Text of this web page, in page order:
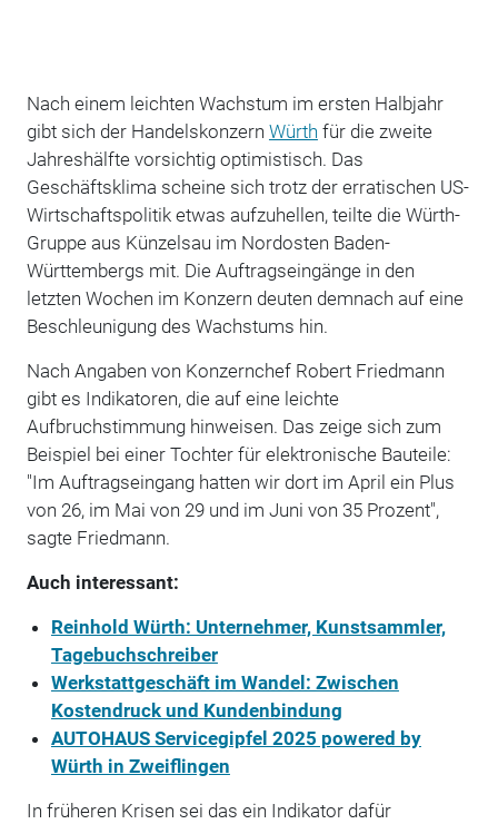
Nach einem leichten Wachstum im ersten Halbjahr
gibt sich der Handelskonzern Würth für die zweite
Jahreshälfte vorsichtig optimistisch. Das
Geschäftsklima scheine sich trotz der erratischen US-
Wirtschaftspolitik etwas aufzuhellen, teilte die Würth-
Gruppe aus Künzelsau im Nordosten Baden-
Württembergs mit. Die Auftragseingänge in den
letzten Wochen im Konzern deuten demnach auf eine
Beschleunigung des Wachstums hin.
Nach Angaben von Konzernchef Robert Friedmann
gibt es Indikatoren, die auf eine leichte
Aufbruchstimmung hinweisen. Das zeige sich zum
Beispiel bei einer Tochter für elektronische Bauteile:
"Im Auftragseingang hatten wir dort im April ein Plus
von 26, im Mai von 29 und im Juni von 35 Prozent",
sagte Friedmann.
Auch interessant:
Reinhold Würth: Unternehmer, Kunstsammler,
Tagebuchschreiber
Werkstattgeschäft im Wandel: Zwischen
Kostendruck und Kundenbindung
AUTOHAUS Servicegipfel 2025 powered by
Würth in Zweiflingen
In früheren Krisen sei das ein Indikator dafür